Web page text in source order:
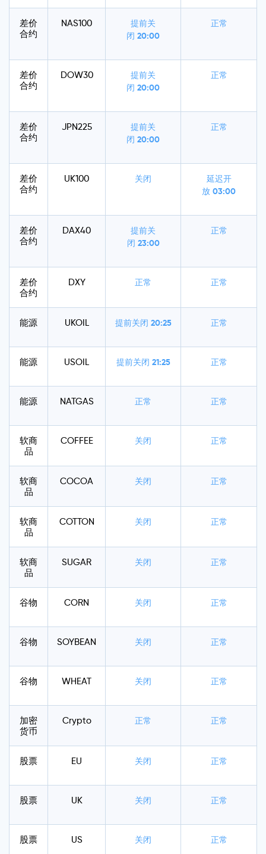
差价
合约
NAS100
提前关
闭 20:00
正常
差价
合约
DOW30
提前关
闭 20:00
正常
差价
合约
JPN225
提前关
闭 20:00
正常
差价
合约
UK100 关闭
延迟开
放 03:00
差价
合约
DAX40
提前关
闭 23:00
正常
差价
合约
DXY 正常 正常
能源 UKOIL 提前关闭 20:25 正常
能源 USOIL 提前关闭 21:25 正常
能源 NATGAS 正常 正常
软商
品
COFFEE 关闭 正常
软商
品
COCOA 关闭 正常
软商
品
COTTON 关闭 正常
软商
品
SUGAR 关闭 正常
谷物 CORN 关闭 正常
谷物 SOYBEAN 关闭 正常
谷物 WHEAT 关闭 正常
加密
货币
Crypto 正常 正常
股票 EU 关闭 正常
股票 UK 关闭 正常
股票 US 关闭 正常